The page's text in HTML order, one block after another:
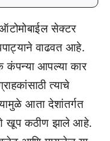
सेक्टर
वाढवत आहे.
कंपन्या आपल्या कार
त्याचे
आता देशांतर्गत
खूप कठीण झाले आहे.